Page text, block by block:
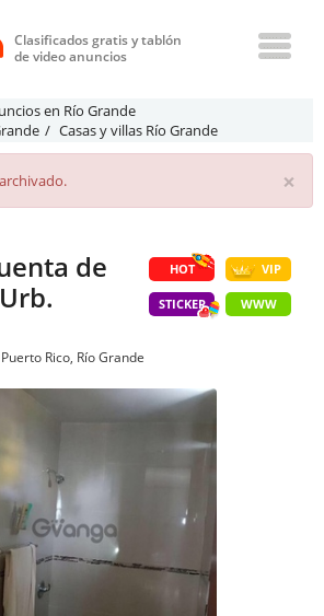
Clasificados gratis y tablón
de video anuncios
en Río Grande
Casas y villas Río Grande
×
HOT VIP
STICKER WWW
de
Rico, Río Grande